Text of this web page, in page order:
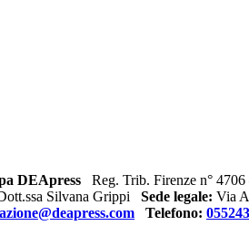
DEApress Reg. Trib. Firenze n° 4706
Silvana Grippi Sede legale: Via
Telefono: